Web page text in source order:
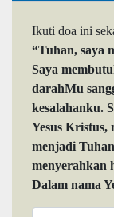
Ikuti doa ini
“Tuhan, saya
Saya
darahMu
kesalahanku.
Yesus
menjadi
menyerahkan
Dalam nama